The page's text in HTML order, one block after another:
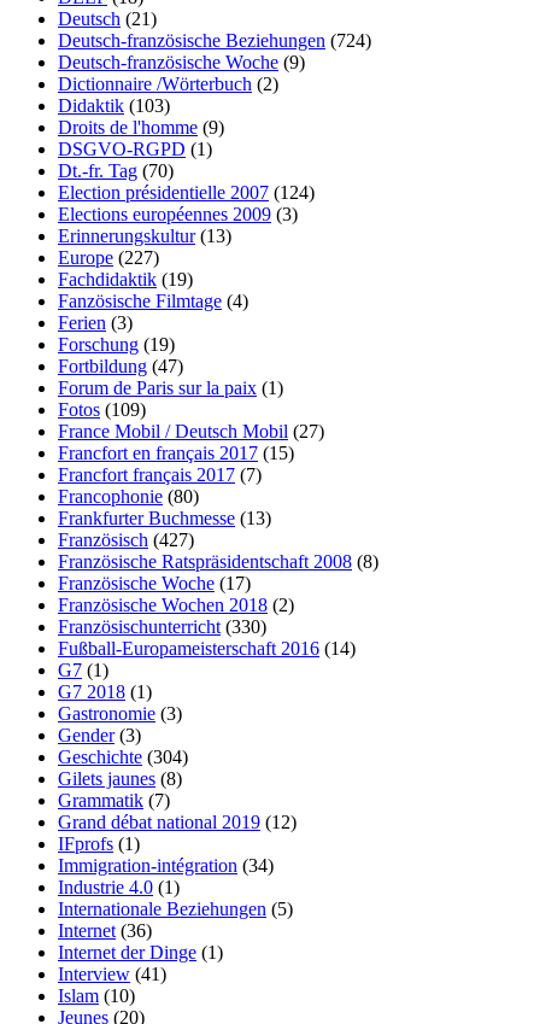
Deutsch (21)
Deutsch-französische Beziehungen (724)
Deutsch-französische Woche (9)
Dictionnaire /Wörterbuch (2)
Didaktik (103)
Droits de l'homme (9)
DSGVO-RGPD (1)
Dt.-fr. Tag (70)
Election présidentielle 2007 (124)
Elections européennes 2009 (3)
Erinnerungskultur(13)
Europe (227)
Fachdidaktik (19)
Fanzösische Filmtage (4)
Ferien (3)
Forschung (19)
Fortbildung (47)
Forum de Paris sur la paix (1)
Fotos (109)
France Mobil / Deutsch Mobil (27)
Francfort en français 2017 (15)
Francfort français 2017 (7)
Francophonie (80)
Frankfurter Buchmesse (13)
Französisch (427)
Französische Ratspräsidentschaft 2008 (8)
Französische Woche (17)
Französische Wochen 2018 (2)
Französischunterricht (330)
Fußball-Europameisterschaft 2016 (14)
G7 (1)
G7 2018 (1)
Gastronomie (3)
Gender(3)
Geschichte (304)
Gilets jaunes (8)
Grammatik (7)
Grand débat national 2019 (12)
IFprofs (1)
Immigration-intégration (34)
Industrie 4.0 (1)
Internationale Beziehungen (5)
Internet (36)
Internet der Dinge (1)
Interview (41)
Islam (10)
Jeunes (20)